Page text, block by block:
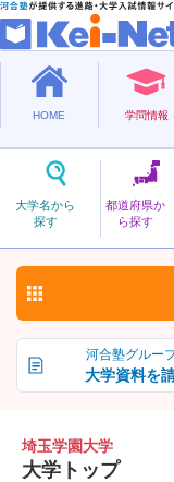
HOME 学問情報
大学名から
探す
都道府県か
ら探す
私立
さいたまがくえん
埼玉学
河合塾グルー
大学資料を
埼玉学園大学
大学トップ